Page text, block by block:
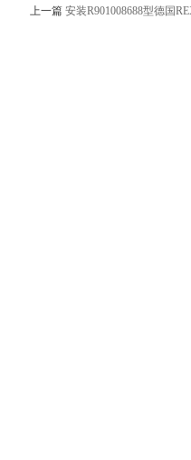
上一篇 安装R901008688型德国